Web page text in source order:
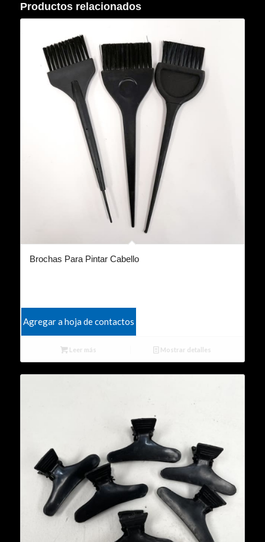
Productos relacionados
Brochas Para Pintar Cabello
Agregar a hoja de contactos
Leer más Mostrar detalles